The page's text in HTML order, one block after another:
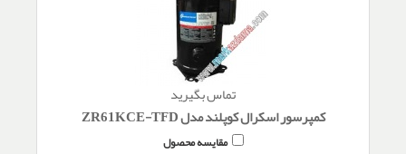
تماس بگیرید
کمپرسور اسکرال کوپلند مدل ZR61KCE-TFD
مقایسه محصول